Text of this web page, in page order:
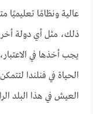
عالية ونظامًا تعليميًا
ذلك، مثل أي دولة
يجب أخذها في
الحياة في فنلندا
العيش في هذا البلد